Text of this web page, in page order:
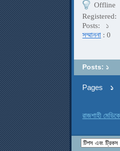
Offline
Registered:
Posts:
১
সম্মাননা : 0
Posts: ১
Pages ১
রাজশাহী